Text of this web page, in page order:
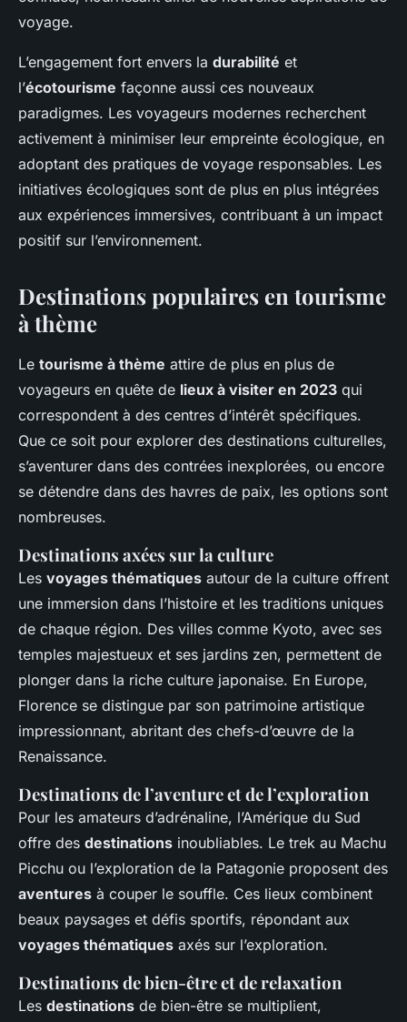
voyage.
L’engagement fort envers la durabilité et
l’écotourisme façonne aussi ces nouveaux
paradigmes. Les voyageurs modernes recherchent
activement à minimiser leur empreinte écologique, en
adoptant des pratiques de voyage responsables. Les
initiatives écologiques sont de plus en plus intégrées
aux expériences immersives, contribuant à un impact
positif sur l’environnement.
Destinations populaires en tourisme
à thème
Le tourisme à thème attire de plus en plus de
voyageurs en quête de lieux à visiter en 2023 qui
correspondent à des centres d’intérêt spécifiques.
Que ce soit pour explorer des destinations culturelles,
s’aventurer dans des contrées inexplorées, ou encore
se détendre dans des havres de paix, les options sont
nombreuses.
Destinations axées sur la culture
Les voyages thématiques autour de la culture offrent
une immersion dans l’histoire et les traditions uniques
de chaque région. Des villes comme Kyoto, avec ses
temples majestueux et ses jardins zen, permettent de
plonger dans la riche culture japonaise. En Europe,
Florence se distingue par son patrimoine artistique
impressionnant, abritant des chefs-d’œuvre de la
Renaissance.
Destinations de l’aventure et de l’exploration
Pour les amateurs d’adrénaline, l’Amérique du Sud
offre des destinations inoubliables. Le trek au Machu
Picchu ou l’exploration de la Patagonie proposent des
aventures à couper le souffle. Ces lieux combinent
beaux paysages et défis sportifs, répondant aux
voyages thématiques axés sur l’exploration.
Destinations de bien-être et de relaxation
Les destinations de bien-être se multiplient,